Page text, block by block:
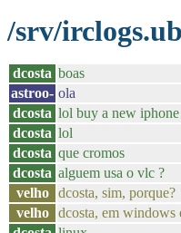
/srv/
dcosta boas
astroo- ola
dcosta lol buy a new
dcosta lol
dcosta que cromos
dcosta alguem usa o vlc ?
velho
dcosta, sim, porque?
velho
dcosta, em